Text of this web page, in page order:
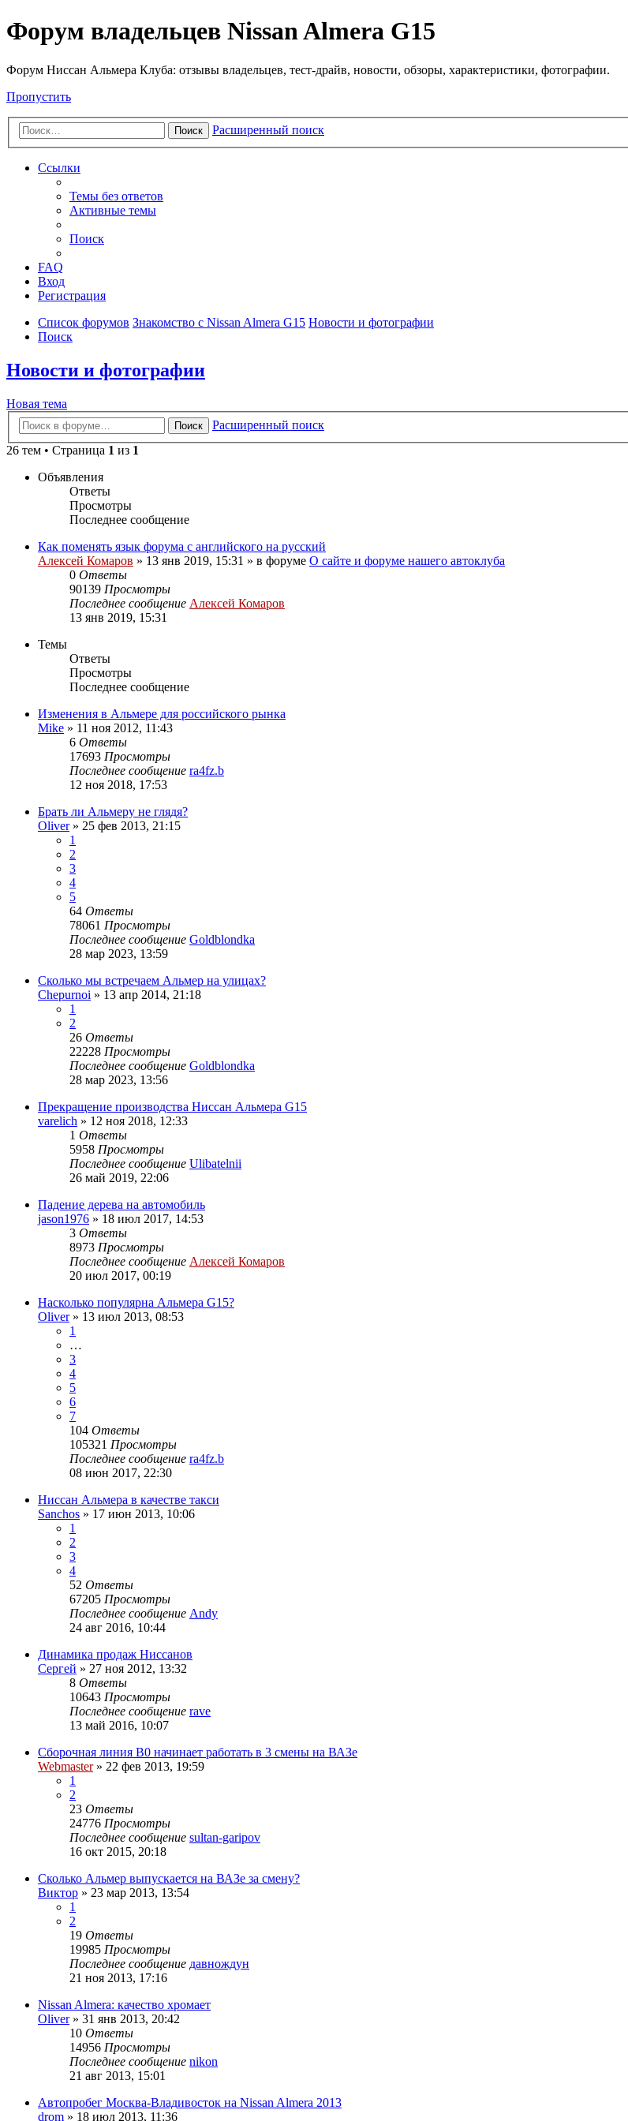
Форум владельцев Nissan Almera G15
Форум Ниссан Альмера Клуба: отзывы владельцев, тест-драйв, новости, обзоры, характеристики, фотографии.
Пропустить
Поиск Расширенный поиск
Ссылки
Темы без ответов
Активные темы
Поиск
FAQ
Вход
Регистрация
Список форумов Знакомство с Nissan Almera G15 Новости и фотографии
Поиск
Новости и фотографии
Новая тема
Поиск
Расширенный поиск
26 тем • Страница 1 из 1
Объявления
Ответы
Просмотры
Последнее сообщение
Как поменять язык форума с английского на русский
Алексей Комаров » 13 янв 2019, 15:31 » в форуме О сайте и форуме нашего автоклуба
0 Ответы
90139 Просмотры
Последнее сообщение Алексей Комаров
13 янв 2019, 15:31
Темы
Ответы
Просмотры
Последнее сообщение
Изменения в Альмере для российского рынка
Mike » 11 ноя 2012, 11:43
6 Ответы
17693 Просмотры
Последнее сообщение ra4fz.b
12 ноя 2018, 17:53
Брать ли Альмеру не глядя?
Oliver» 25 фев 2013, 21:15
1
2
3
4
5
64 Ответы
78061 Просмотры
Последнее сообщение Goldblondka
28 мар 2023, 13:59
Сколько мы встречаем Альмер на улицах?
Chepurnoi » 13 апр 2014, 21:18
1
2
26 Ответы
22228 Просмотры
Последнее сообщение Goldblondka
28 мар 2023, 13:56
Прекращение производства Ниссан Альмера G15
varelich » 12 ноя 2018, 12:33
1 Ответы
5958 Просмотры
Последнее сообщение Ulibatelnii
26 май 2019, 22:06
Падение дерева на автомобиль
jason1976 » 18 июл 2017, 14:53
3 Ответы
8973 Просмотры
Последнее сообщение Алексей Комаров
20 июл 2017, 00:19
Насколько популярна Альмера G15?
Oliver» 13 июл 2013, 08:53
1
…
3
4
5
6
7
104 Ответы
105321 Просмотры
Последнее сообщение ra4fz.b
08 июн 2017, 22:30
Ниссан Альмера в качестве такси
Sanchos » 17 июн 2013, 10:06
1
2
3
4
52 Ответы
67205 Просмотры
Последнее сообщение Andy
24 авг 2016, 10:44
Динамика продаж Ниссанов
Сергей » 27 ноя 2012, 13:32
8 Ответы
10643 Просмотры
Последнее сообщение rave
13 май 2016, 10:07
Сборочная линия B0 начинает работать в 3 смены на ВАЗе
Webmaster» 22 фев 2013, 19:59
1
2
23 Ответы
24776 Просмотры
Последнее сообщение sultan-garipov
16 окт 2015, 20:18
Сколько Альмер выпускается на ВАЗе за смену?
Виктор » 23 мар 2013, 13:54
1
2
19 Ответы
19985 Просмотры
Последнее сообщение давнождун
21 ноя 2013, 17:16
Nissan Almera: качество хромает
Oliver» 31 янв 2013, 20:42
10 Ответы
14956 Просмотры
Последнее сообщение nikon
21 авг 2013, 15:01
Автопробег Москва-Владивосток на Nissan Almera 2013
drom » 18 июл 2013, 11:36